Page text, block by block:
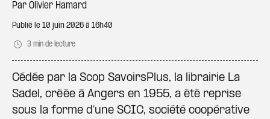
Par Olivier Hamard
Publié le 10 juin 2026 à 16h40
3 min de lecture
Cédée par la Scop SavoirsPlus, la librairie La
Sadel, créée à Angers en 1955, a été reprise
sous la forme d’une SCIC, société coopérative